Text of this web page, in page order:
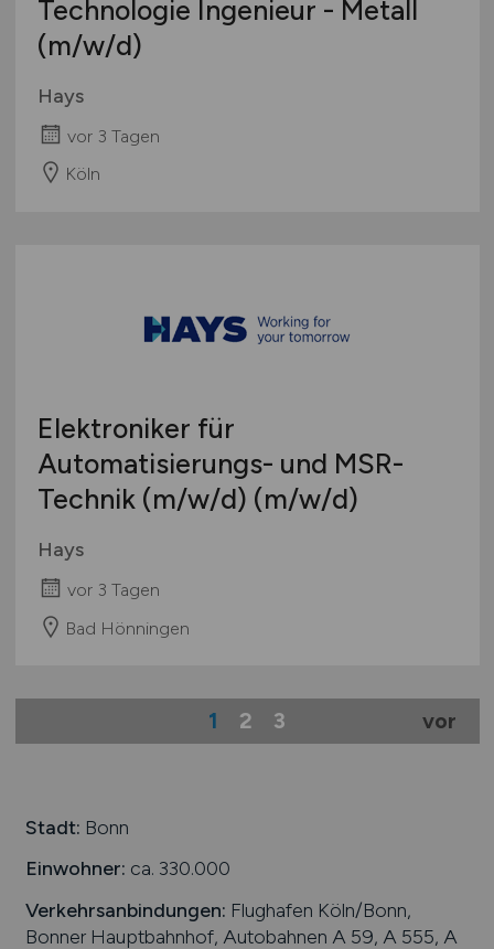
Technologie Ingenieur - Metall
(m/w/d)
Hays
vor 3 Tagen
Köln
Elektroniker für
Automatisierungs- und MSR-
Technik (m/w/d) (m/w/d)
Hays
vor 3 Tagen
Bad Hönningen
1 2 3 vor
Stadt: Bonn
Einwohner: ca. 330.000
Verkehrsanbindungen: Flughafen Köln/Bonn,
Bonner Hauptbahnhof, Autobahnen A 59, A 555, A